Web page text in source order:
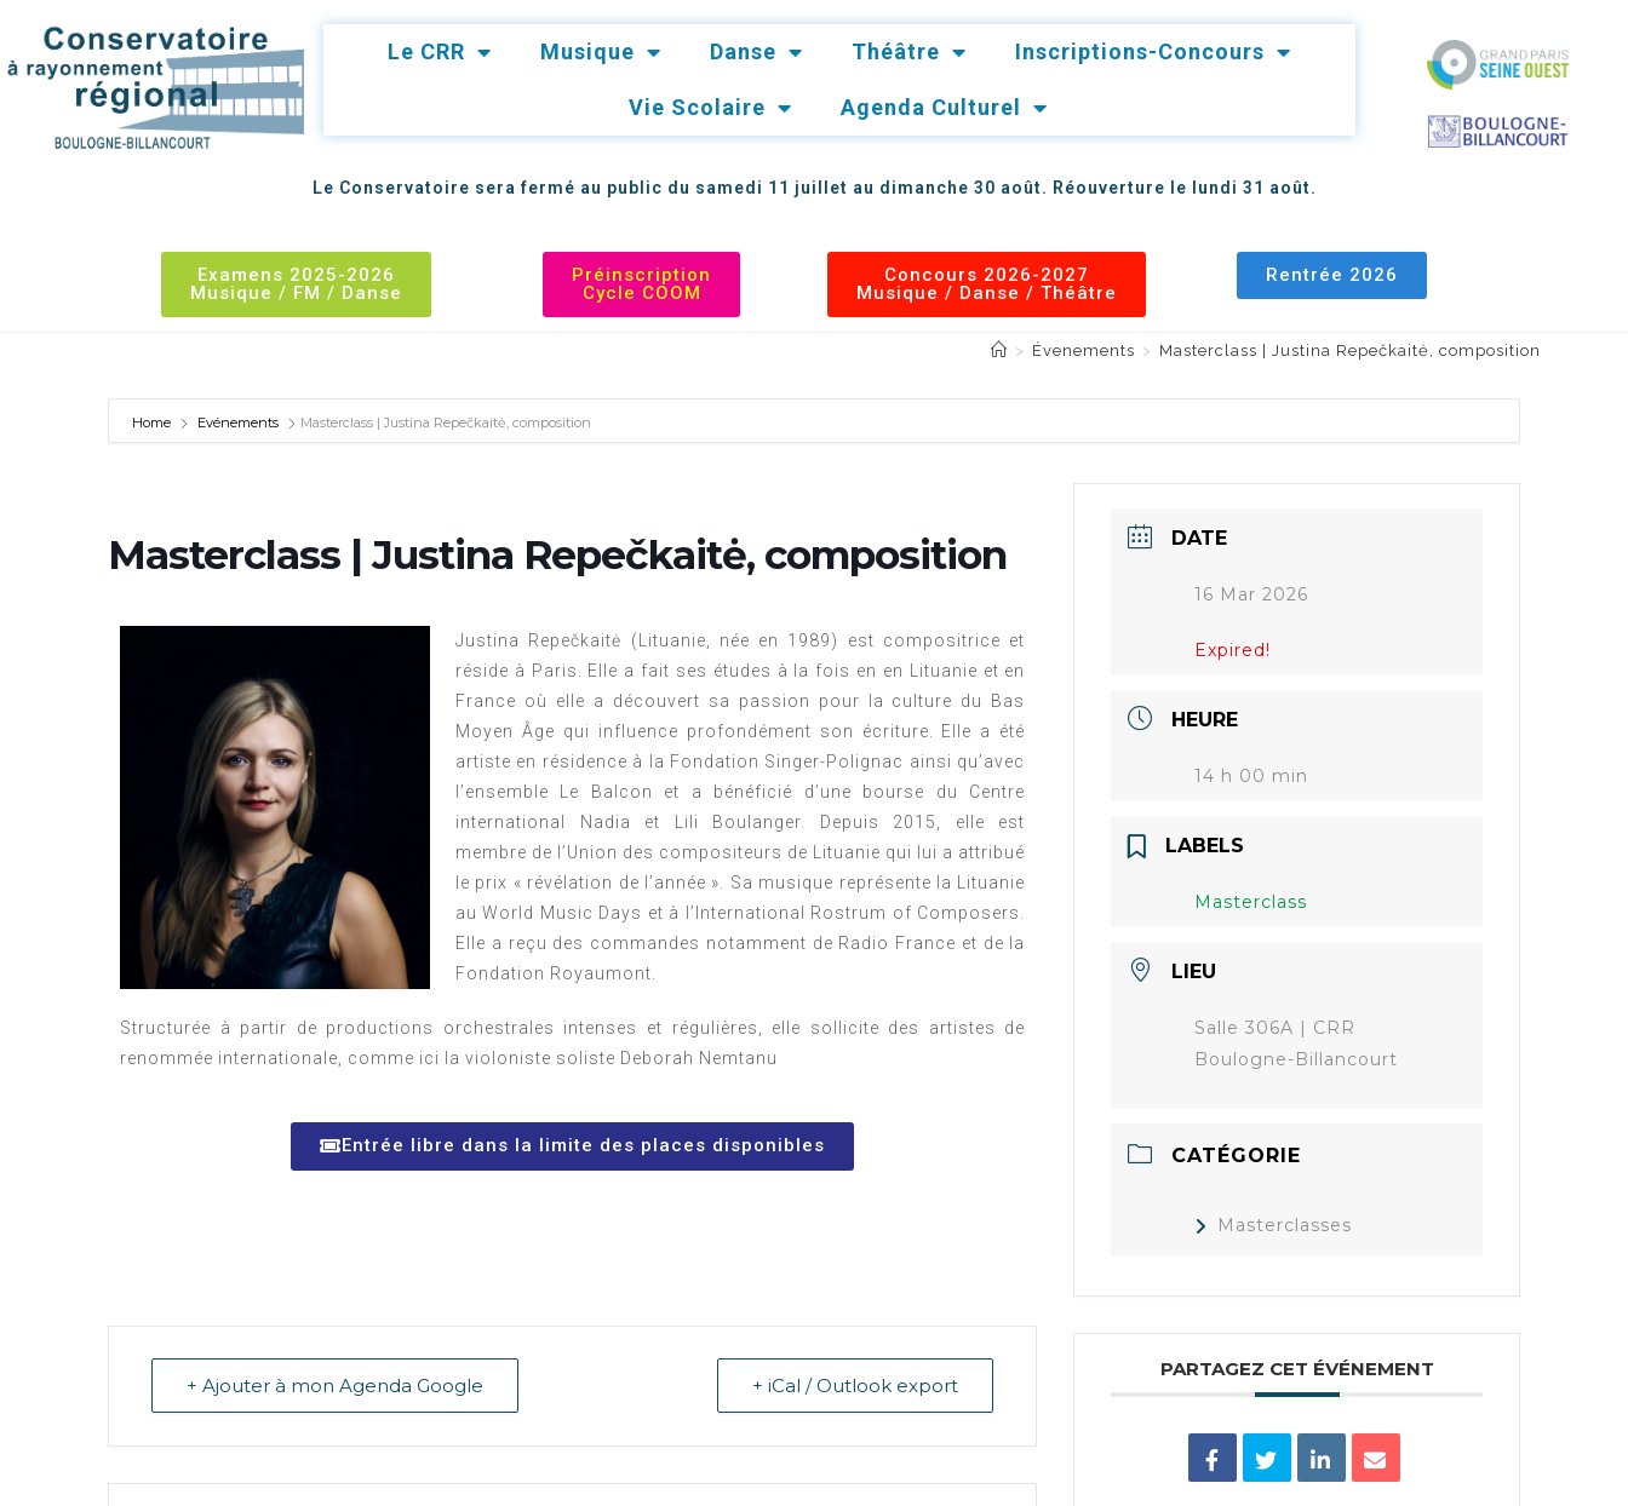
Le CRR Musique Danse Théâtre Inscriptions-Concours
Vie Scolaire Agenda Culturel
Le Conservatoire sera fermé au public du samedi 11 juillet au dimanche 30 août. Réouverture le lundi 31 août.
Examens 2025-2026
Musique / FM / Danse
Préinscription
Cycle COOM
Concours 2026-2027
Musique / Danse / Théâtre
Rentrée 2026
> Évenements > Masterclass | Justina Repečkaitė, composition
Home Evénements Masterclass | Justina Repečkaitė, composition
Masterclass | Justina Repečkaitė, composition
Justina Repečkaitė (Lituanie, née en 1989) est compositrice et
réside à Paris. Elle a fait ses études à la fois en en Lituanie et en
France où elle a découvert sa passion pour la culture du Bas
Moyen Âge qui influence profondément son écriture. Elle a été
artiste en résidence à la Fondation Singer-Polignac ainsi qu’avec
l’ensemble Le Balcon et a bénéficié d’une bourse du Centre
international Nadia et Lili Boulanger. Depuis 2015, elle est
membre de l’Union des compositeurs de Lituanie qui lui a attribué
le prix « révélation de l’année ». Sa musique représente la Lituanie
au World Music Days et à l’International Rostrum of Composers.
Elle a reçu des commandes notamment de Radio France et de la
Fondation Royaumont.
Structurée à partir de productions orchestrales intenses et régulières, elle sollicite des artistes de
renommée internationale, comme ici la violoniste soliste Deborah Nemtanu
Entrée libre dans la limite des places disponibles
+ Ajouter à mon Agenda Google + iCal / Outlook export
DATE
16 Mar 2026
Expired!
HEURE
14 h 00 min
LABELS
Masterclass
LIEU
Salle 306A | CRR
Boulogne-Billancourt
CATÉGORIE
Masterclasses
PARTAGEZ CET ÉVÉNEMENT